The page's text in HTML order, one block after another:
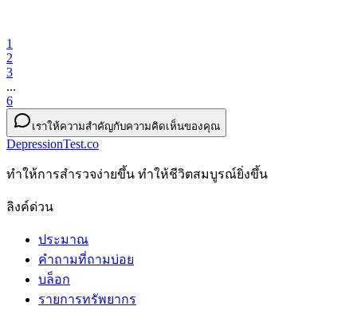
1
2
3
...
6
เราให้ความสำคัญกับความคิดเห็นของคุณ
DepressionTest.co
ทําให้การสํารวจง่ายขึ้น ทําให้ชีวิตสมบูรณ์ยิ่งขึ้น
ลิงค์ด่วน
ประมาณ
คำถามที่ถามบ่อย
บล็อก
รายการทรัพยากร